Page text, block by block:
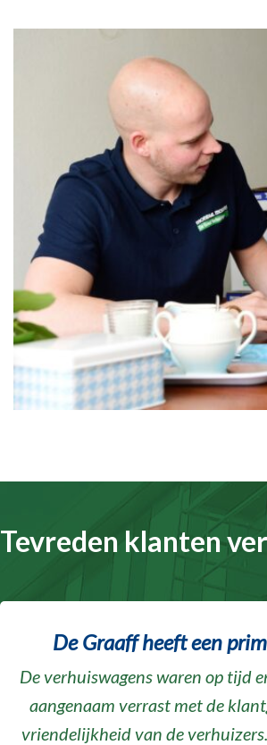
Tevreden klanten
De Graaff heeft een
De verhuiswagens waren op tijd
aangenaam verrast met de
vriendelijkheid van de